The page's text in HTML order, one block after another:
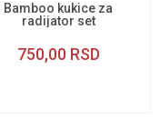
Bamboo kukice za
radijator set
750,00 RSD